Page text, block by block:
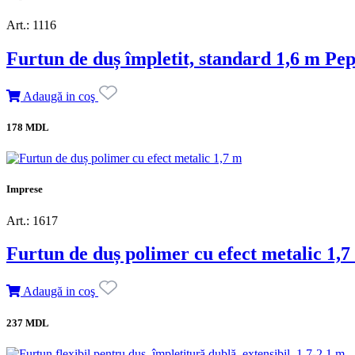
Art.: 1116
Furtun de duș împletit, standard 1,6 m
Adaugă in coş
178 MDL
Imprese
Art.: 1617
Furtun de duș polimer cu efect metalic 1,7
Adaugă in coş
237 MDL